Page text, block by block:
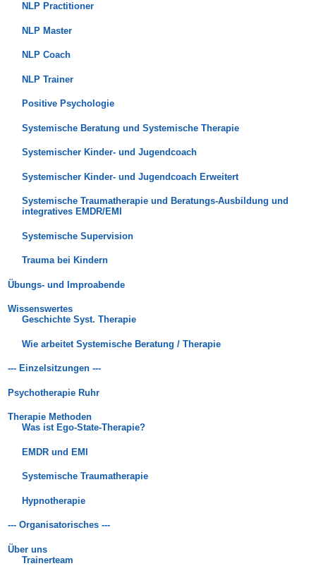
NLP Practitioner
NLP Master
NLP Coach
NLP Trainer
Positive Psychologie
Systemische Beratung und Systemische Therapie
Systemischer Kinder- und Jugendcoach
Systemischer Kinder- und Jugendcoach Erweitert
Systemische Traumatherapie und Beratungs-Ausbildung und
integratives EMDR/EMI
Systemische Supervision
Trauma bei Kindern
Übungs- und Improabende
Wissenswertes
Geschichte Syst. Therapie
Wie arbeitet Systemische Beratung / Therapie
--- Einzelsitzungen ---
Psychotherapie Ruhr
Therapie Methoden
Was ist Ego-State-Therapie?
EMDR und EMI
Systemische Traumatherapie
Hypnotherapie
--- Organisatorisches ---
Über uns
Trainerteam